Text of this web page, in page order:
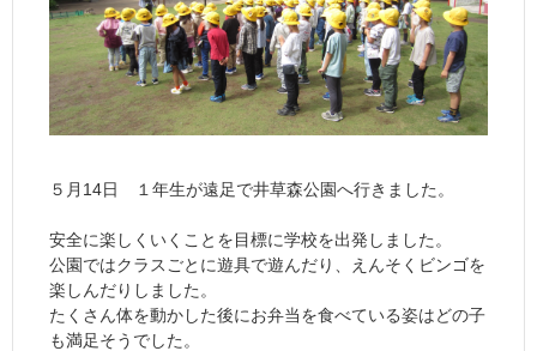
５月14日 １年生が遠足で井草森公園へ行きました。
安全に楽しくいくことを目標に学校を出発しました。
公園ではクラスごとに遊具で遊んだり、えんそくビンゴを
楽しんだりしました。
たくさん体を動かした後にお弁当を食べている姿はどの子
も満足そうでした。